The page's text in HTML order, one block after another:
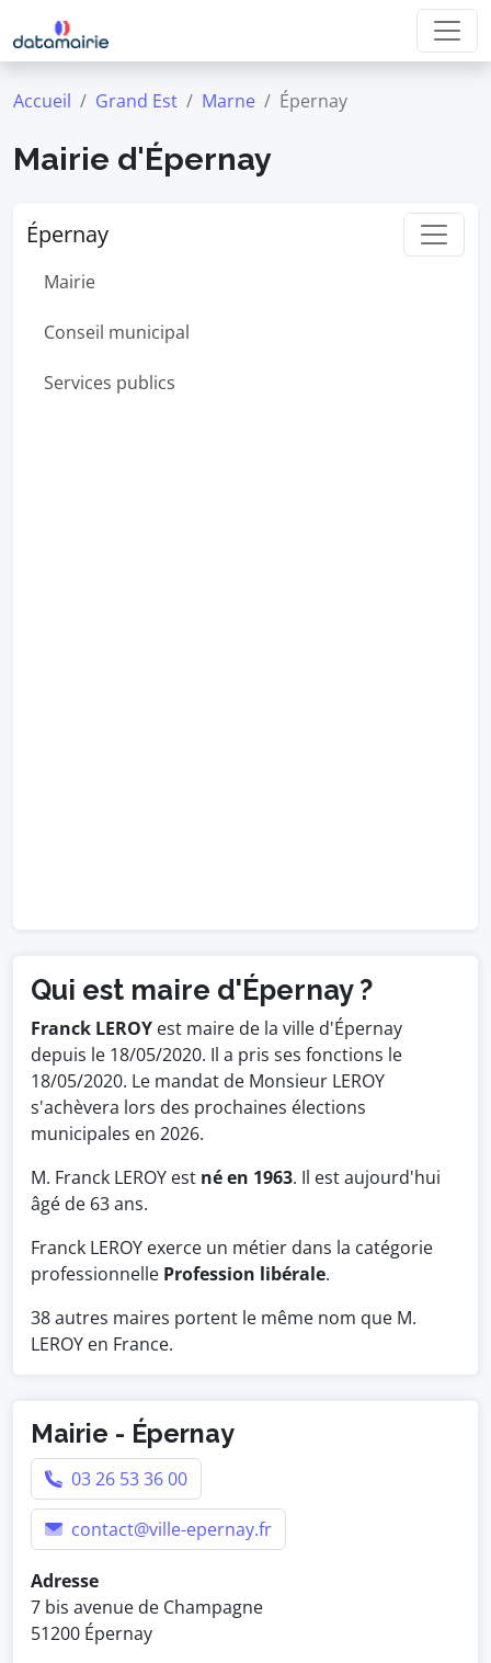
Accueil Grand Est Marne Épernay
Mairie d'Épernay
Épernay
Mairie
Conseil municipal
Services publics
Qui est maire d'Épernay ?
Franck LEROY est maire de la ville d'Épernay
depuis le 18/05/2020. Il a pris ses fonctions le
18/05/2020. Le mandat de Monsieur LEROY
s'achèvera lors des prochaines élections
municipales en 2026.
M. Franck LEROY est né en 1963. Il est aujourd'hui
âgé de 63 ans.
Franck LEROY exerce un métier dans la catégorie
professionnelle Profession libérale.
38 autres maires portent le même nom que M.
LEROY en France.
Mairie - Épernay
03 26 53 36 00
contact@ville-epernay.fr
Adresse
7 bis avenue de Champagne
51200 Épernay